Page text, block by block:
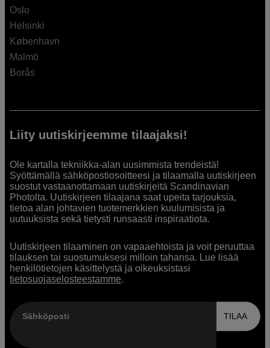
Oslo
Helsinki
København
Malmö
Borås
Liity uutiskirjeemme tilaajaksi!
Ole kartalla tekniikka-alan uusimmista trendeistä!
Syöttämällä sähköpostiosoitteesi ja tilaamalla uutiskirjeen
suostut vastaanottamaan uutiskirjeitä Scandinavian
Photolta. Uutiskirjeen tilaajana saat upeita tarjouksia,
tietoa alan johtavien tuotemerkkien kuulumisista ja
uutuuksista sekä tietysti runsaasti inspiraatiota.
Uutiskirjeen tilaaminen on vapaaehtoista ja voit peruuttaa
tilauksen tai suostumuksesi milloin tahansa. Lue lisää
henkilötietojen käsittelystä ja oikeuksistasi
tietosuojaselosteestamme.
Sähköposti TILAA